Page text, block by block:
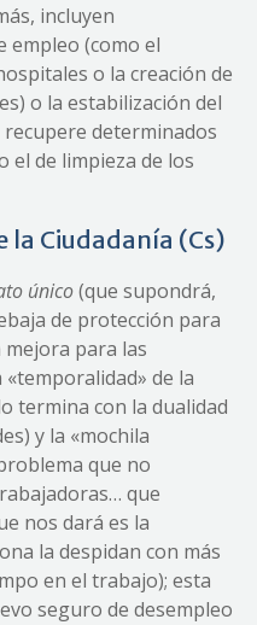
incluyen
empleo (como el
o la creación de
o la estabilización del
determinados
el de limpieza de los
Ciudadanía (Cs)
único(que supondrá,
de protección para
para las
de la
termina con la dualidad
y la «mochila
que no
que
nos dará es la
la despidan con más
en el trabajo); esta
seguro de desempleo